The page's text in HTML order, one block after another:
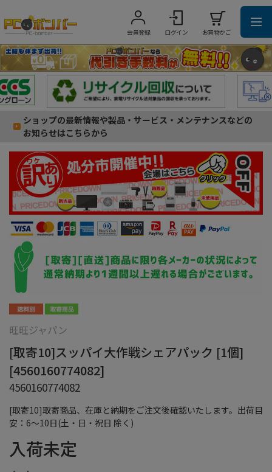
会員登録 ログイン お買物かご
ショップの最新情報や製品・サービス・メンテナンスなどの
お知らせはこちらから
[取寄10]取寄商品、在庫と納期をご注文後確認いたします。出荷目
安：6～10日(土・日・祝日 除く)
旺旺ジャパン
[取寄10]スッパイ大作戦シェアパック [1個]
[4560160774082]
4560160774082
入荷未定